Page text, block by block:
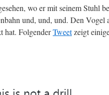
wo er mit seinem Stuhl
und, und, und. Den Vogel
hat. FolgenderTweetzeigt